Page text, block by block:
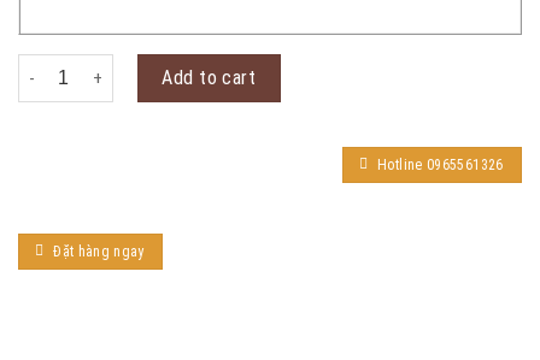
Philips DDL702E quantity
Add to cart
Hotline 0965561326
Đặt hàng ngay